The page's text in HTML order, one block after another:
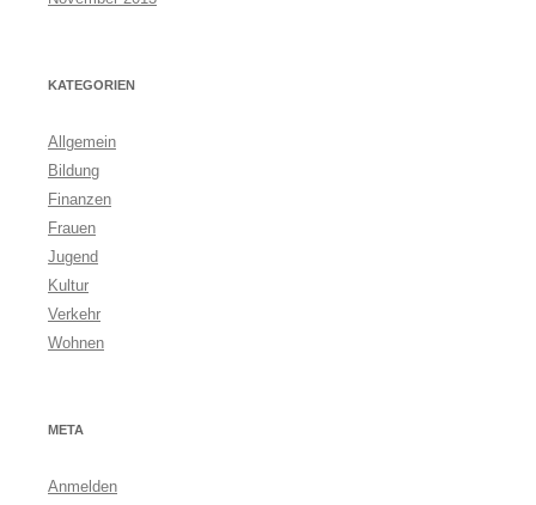
KATEGORIEN
Allgemein
Bildung
Finanzen
Frauen
Jugend
Kultur
Verkehr
Wohnen
META
Anmelden